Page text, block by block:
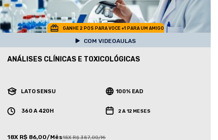
GANHE 2 POS PARA VOCE +1 PARA UM AMIGO
COM VIDEOAULAS
ANÁLISES CLÍNICAS E TOXICOLÓGICAS
LATO SENSU 100% EAD
360 A 420H 2 A 12 MESES
18X R$ 86,00/Mês18X R$ 387,00/Mês